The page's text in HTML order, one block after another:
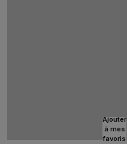
Ajouter
à mes
favoris